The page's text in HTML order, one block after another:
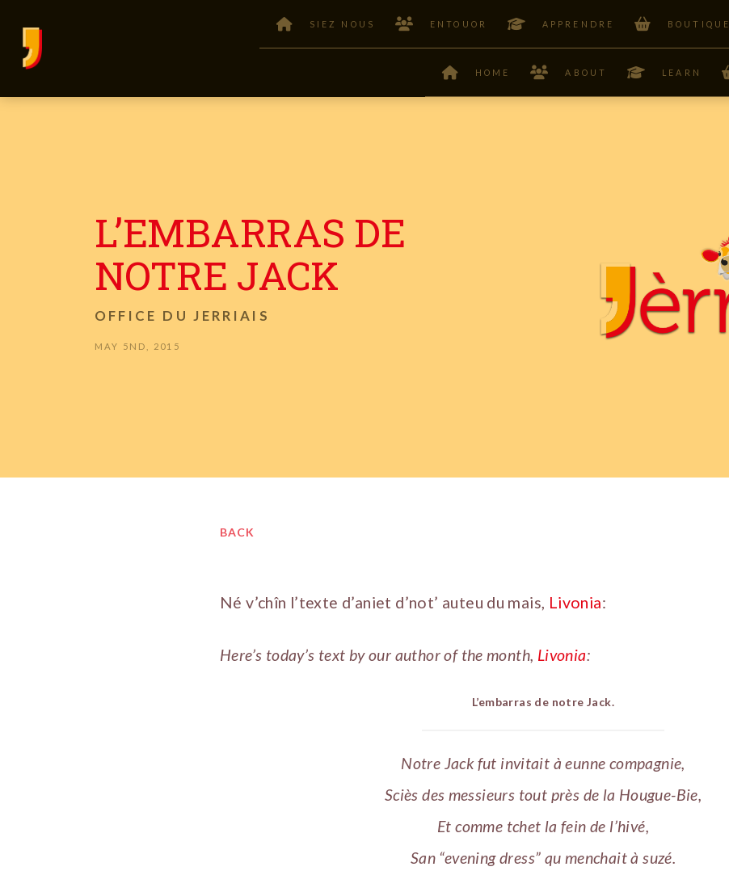
SIEZ NOUS ENTOUOR APPRENDRE BOUTIQUE
HOME ABOUT LEARN
L’EMBARRAS DE
NOTRE JACK
OFFICE DU JERRIAIS
MAY 5ND, 2015
BACK
Né v’chîn l’texte d’aniet d’not’ auteu du mais, Livonia:
Here’s today’s text by our author of the month, Livonia:
L’embarras de notre Jack.
Notre Jack fut invitait à eunne compagnie,
Sciès des messieurs tout près de la Hougue-Bie,
Et comme tchet la fein de l’hivé,
San “evening dress” qu menchait à suzé.